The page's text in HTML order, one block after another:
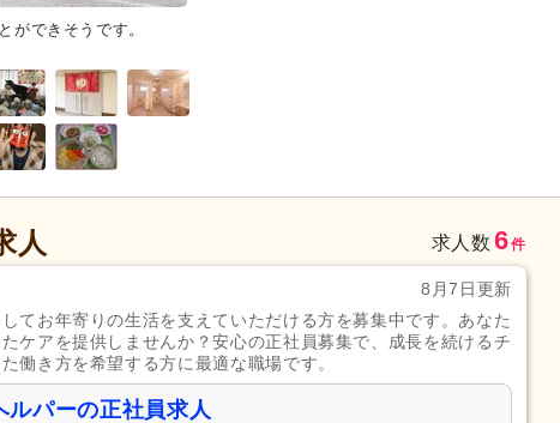
ができそうです。
人 求人数 6件
8月7日更新
てお年寄りの生活を支えていただける方を募集中です。あなた
ケアを提供しませんか？安心の正社員募集で、成長を続けるチ
働き方を希望する方に最適な職場です。
ルパーの正社員求人